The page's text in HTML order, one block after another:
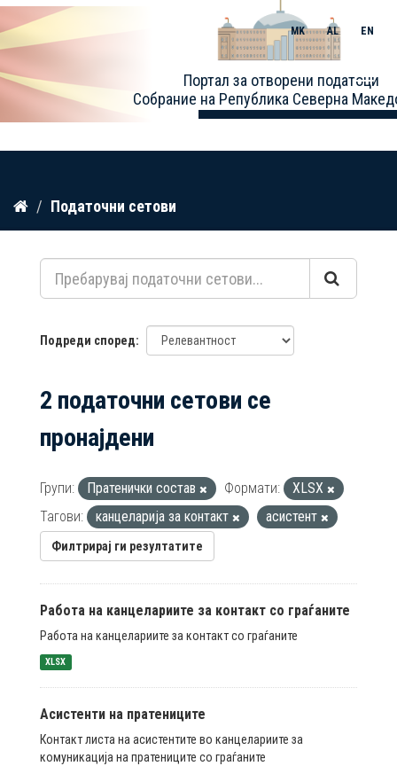
Прескокнете
содржина
Портал за отворени податоци
Собрание на Република Северна
MK AL EN
Toggle
Податочни сетови
Подреди според
2 податочни сетови се
пронајдени
Групи: Пратенички состав Формати:
XLSX
Тагови:
канцеларија за контакт асистент
Филтрирај ги резултатите
Работа на канцелариите за контакт со граѓаните
Работа на канцелариите за контакт со граѓаните
XLSX
Асистенти на пратениците
Контакт листа на асистентите во канцелариите за
комуникација на пратениците со граѓаните